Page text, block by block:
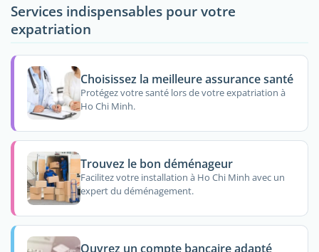
Services indispensables pour votre
expatriation
Choisissez la meilleure assurance santé
Protégez votre santé lors de votre expatriation à
Ho Chi Minh.
Trouvez le bon déménageur
Facilitez votre installation à Ho Chi Minh avec un
expert du déménagement.
Ouvrez un compte bancaire adapté